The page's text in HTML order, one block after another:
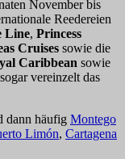
November bis
Reedereien
Line, Princess
Cruises sowie die
Caribbean sowie
vereinzelt das
dann häufig Montego
Limón, Cartagena